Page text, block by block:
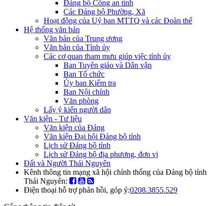
Đảng bộ Công an tỉnh
Các Đảng bộ Phường, Xã
Hoạt động của Uỷ ban MTTQ và các Đoàn thể
Hệ thống văn bản
Văn bản của Trung ương
Văn bản của Tỉnh ủy
Các cơ quan tham mưu giúp việc tỉnh ủy
Ban Tuyên giáo và Dân vận
Ban Tổ chức
Ủy ban Kiểm tra
Ban Nội chính
Văn phòng
Lấy ý kiến người dân
Văn kiện - Tư liệu
Văn kiện của Đảng
Văn kiện Đại hội Đảng bộ tỉnh
Lịch sử Đảng bộ tỉnh
Lịch sử Đảng bộ địa phương, đơn vị
Đất và Người Thái Nguyên
Kênh thông tin mạng xã hội chính thống của Đảng bộ tỉnh
Thái Nguyên:
Điện thoại hỗ trợ phản hồi, góp ý:0208.3855.529